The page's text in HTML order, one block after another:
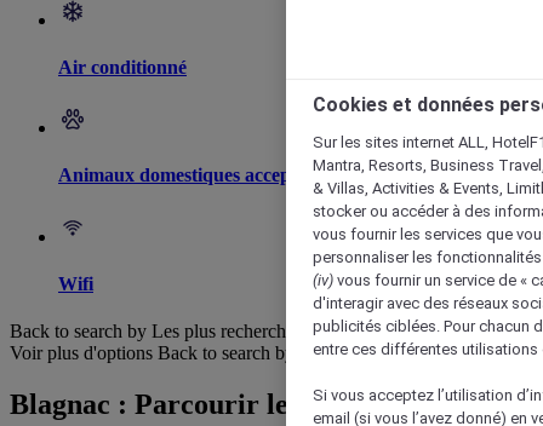
Air conditionné
Animaux domestiques acceptés
Wifi
Back to search by Les plus recherchés
Voir plus d'options Back to search by categories
Blagnac : Parcourir les hôtels
Cookies et données
Sur les sites internet ALL,
Mantra, Resorts, Business
& Villas, Activities & Events,
stocker ou accéder à des
vous fournir les services que
personnaliser les
(iv) vous fournir un service de «
d'interagir avec des réseaux
publicités ciblées. Pour chacun
entre ces différentes utilisations
Si vous acceptez l’utilisation
email (si vous l’avez donné) en